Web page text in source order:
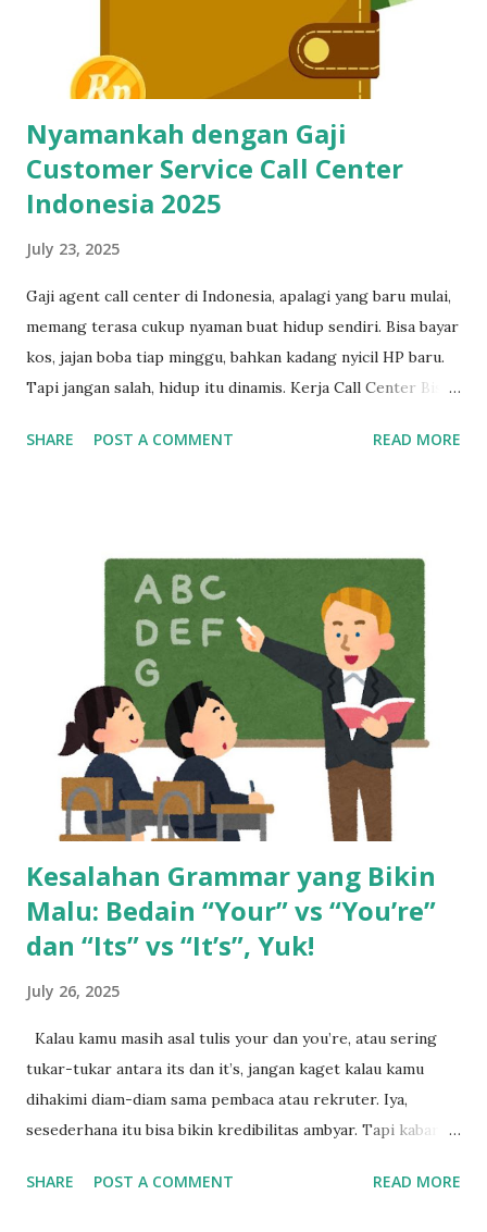
cuma buat call center, tapi juga buat virtual assistant, admin
remote, customer service e-commerce, bahkan freelance
data entry. Semuanya butuh skil...
Nyamankah dengan Gaji
Customer Service Call Center
Indonesia 2025
July 23, 2025
Gaji agent call center di Indonesia, apalagi yang baru mulai,
memang terasa cukup nyaman buat hidup sendiri. Bisa bayar
kos, jajan boba tiap minggu, bahkan kadang nyicil HP baru.
Tapi jangan salah, hidup itu dinamis. Kerja Call Center Bisa
dari itu, kalau sekarang masih betah kerja sebagai customer
Raya” Tahun 2013, seorang anak muda umur 20 tahun kerja
di mall, dibayar cuma per hari. Bisa dibilang pas-pasan buat
sekadar bertahan hidup. Tapi semuanya berubah waktu dia
pindah ke dunia call center. Begitu terima gaji pertamanya,
rasanya kayak menang undian. Pendapatannya langsung naik
dua kali lipat. Rasanya hidup jadi lebih cerah. Tapi cerita gak
berhenti di sana. Gaji besar di awal bisa bikin terlena.
Banyak yang merasa cukup, padahal tantangan hidup ma...
SHARE POST A COMMENT READ MORE
Kesalahan Grammar yang Bikin
Malu: Bedain “Your” vs “You’re”
dan “Its” vs “It’s”, Yuk!
July 26, 2025
Kalau kamu masih asal tulis your dan you’re, atau sering
tukar-tukar antara its dan it’s, jangan kaget kalau kamu
dihakimi diam-diam sama pembaca atau rekruter. Iya,
sesederhana itu bisa bikin kredibilitas ambyar. Tapi kabar
polanya. Pahami Dulu Fungsi Tersembunyi dari Tanda
SHARE POST A COMMENT READ MORE